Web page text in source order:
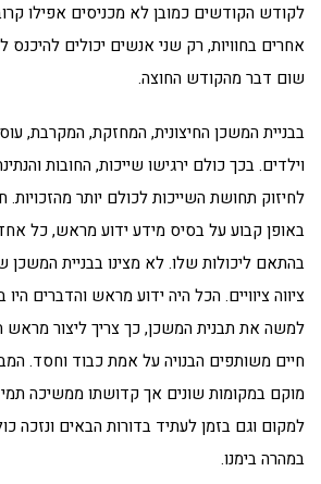
לקודש הקודשים כמובן לא מכניסים אפילו
אחרים בחוויות, רק שני אנשים יכולים להיכנס
שום דבר מהקודש החוצה.
בבניית המשכן החיצונית, המחזקת, המקרבת,
וילדים. בכך כולם ירגישו שייכות, החובות
לחיזוק תחושת השייכות לכולם יותר
באופן קבוע על בסיס מידע ידוע מראש, כל
בהתאם ליכולות שלו. לא מצינו בבניית המשכן
ציווה ציוויים. הכל היה ידוע מראש והדברים
למשה את תבנית המשכן, כך צריך ליצור
חיים משותפים הבנויה על אמת כבוד וחסד.
מוקם במקומות שונים אך קדושתו ממשיכה
למקום וגם בזמן לעתיד בדורות הבאים ונזכה
במהרה בימנו.